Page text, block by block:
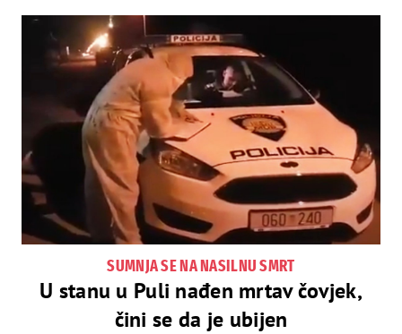
SUMNJA SE NA NASILNU SMRT
U stanu u Puli nađen mrtav čovjek,
čini se da je ubijen